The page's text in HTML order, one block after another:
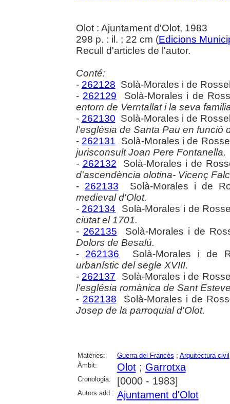
Olot : Ajuntament d'Olot, 1983
298 p. : il. ; 22 cm (Edicions
Recull d'articles de l'autor.
Conté:
- 262128 Solà-Morales i de
- 262129 Solà-Morales i de
entorn de Verntallat i la seva
- 262130 Solà-Morales i de
l'església de Santa Pau en funció
- 262131 Solà-Morales i de
jurisconsult Joan Pere Fontanella.
- 262132 Solà-Morales i de
d'ascendència olotina- Vicenç
- 262133 Solà-Morales i de
medieval d'Olot.
- 262134 Solà-Morales i de
ciutat el 1701.
- 262135 Solà-Morales i de
Dolors de Besalú.
- 262136 Solà-Morales i de
urbanístic del segle XVIII.
- 262137 Solà-Morales i de
l'església romànica de Sant
- 262138 Solà-Morales i de
Josep de la parroquial d'Olot.
Matèries: Guerra del Francès ; Arquitectura civil
Àmbit:
Olot; Garrotxa
Cronologia: [0000 - 1983]
Autors add.: Ajuntament d'Olot